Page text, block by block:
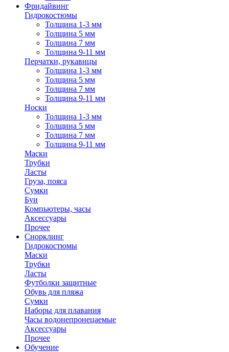
Фридайвинг
Гидрокостюмы
Толщина 1-3 мм
Толщина 5 мм
Толщина 7 мм
Толщина 9-11 мм
Перчатки, рукавицы
Толщина 1-3 мм
Толщина 5 мм
Толщина 7 мм
Толщина 9-11 мм
Носки
Толщина 1-3 мм
Толщина 5 мм
Толщина 7 мм
Толщина 9-11 мм
Маски
Трубки
Ласты
Груза, пояса
Сумки
Буи
Компьютеры, часы
Аксессуары
Прочее
Снорклинг
Гидрокостюмы
Маски
Трубки
Ласты
Футболки защитные
Обувь для пляжа
Сумки
Наборы для плавания
Часы водонепронецаемые
Аксессуары
Прочее
Обучение